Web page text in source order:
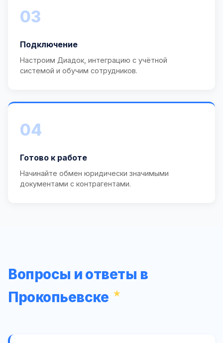
03
Подключение
Настроим Диадок, интеграцию с учётной
системой и обучим сотрудников.
04
Готово к работе
Начинайте обмен юридически значимыми
документами с контрагентами.
Вопросы и ответы в
Прокопьевске